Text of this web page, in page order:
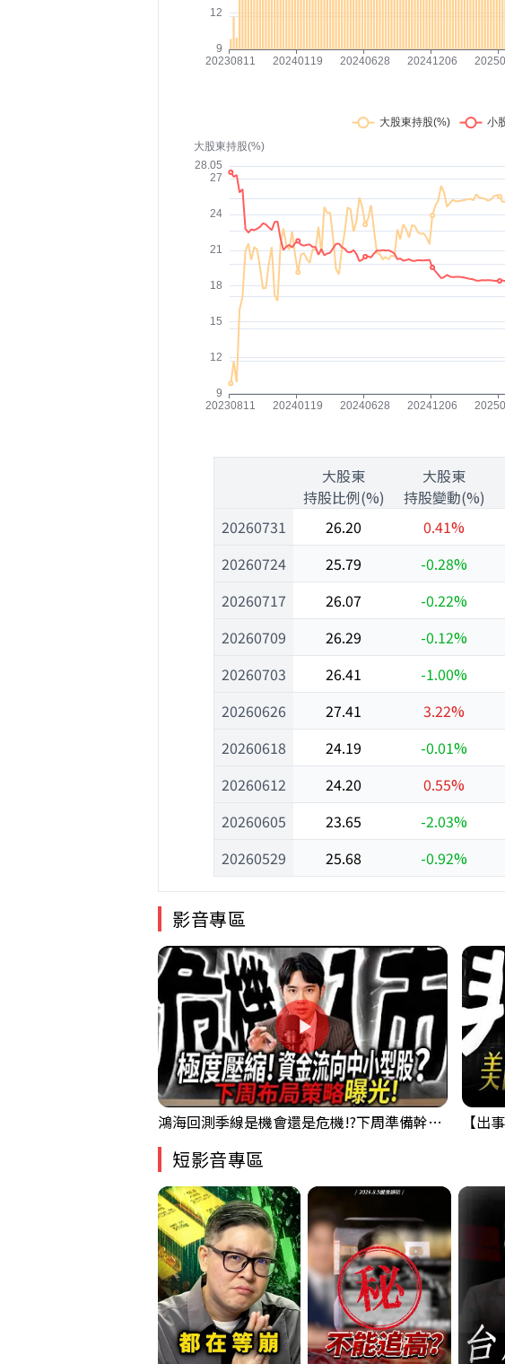
20260731
20260724
20260717
20260709
20260703
20260626
20260618
20260612
20260605
20260529
大股東
持股比例(%)
大股東
持股變動(%)
26.20
0.41%
25.79
-0.28%
26.07
-0.22%
26.29
-0.12%
26.41
-1.00%
27.41
3.22%
24.19
-0.01%
24.20
0.55%
23.65
-2.03%
25.68
-0.92%
影音專區
鴻海回測季線是機會還是危機!?下周準備幹大事?｜0807 #3661 #2317 #2317鴻海
短影音專區